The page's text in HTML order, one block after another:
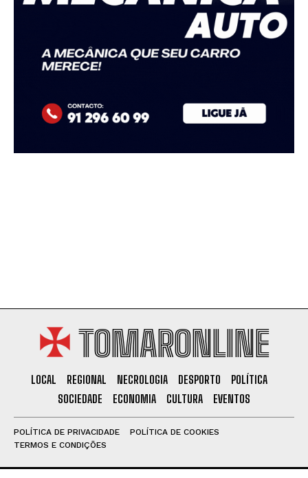
TOMARONLINE
LOCAL REGIONAL NECROLOGIA DESPORTO
POLÍTICA
SOCIEDADE
ECONOMIA CULTURA EVENTOS
POLÍTICA DE PRIVACIDADE
POLÍTICA DE COOKIES
TERMOS E CONDIÇÕES